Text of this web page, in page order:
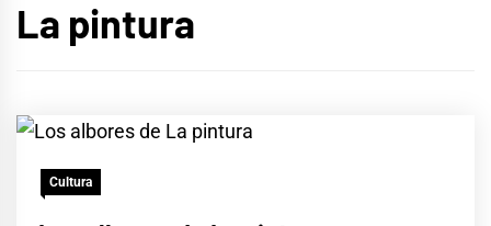
La pintura
Cultura